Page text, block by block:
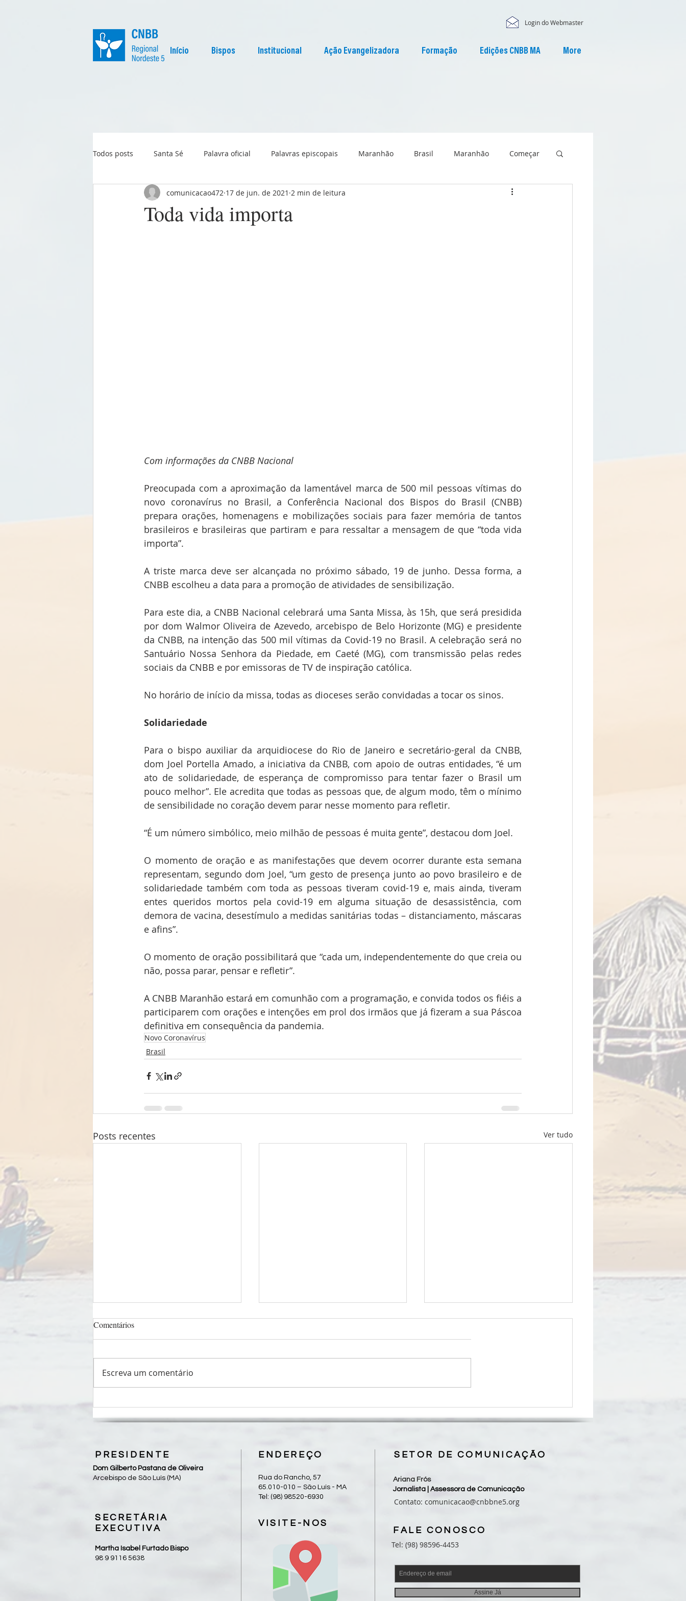
Login do Webmaster
Início Bispos Institucional Ação Evangelizadora Formação Edições CNBB MA More
Todos posts Santa Sé Palavra oficial Palavras episcopais Maranhão Brasil Maranhão Começar
Igreja no Mundo Liturgia Pascom Maranhão
Toda vida importa
comunicacao472 17 de jun. de 2021 2 min de leitura
Com informações da CNBB Nacional
Preocupada com a aproximação da lamentável marca de 500 mil pessoas vítimas do
novo coronavírus no Brasil, a Conferência Nacional dos Bispos do Brasil (CNBB)
prepara orações, homenagens e mobilizações sociais para fazer memória de tantos
brasileiros e brasileiras que partiram e para ressaltar a mensagem de que “toda vida
importa”.
A triste marca deve ser alcançada no próximo sábado, 19 de junho. Dessa forma, a
CNBB escolheu a data para a promoção de atividades de sensibilização.
Para este dia, a CNBB Nacional celebrará uma Santa Missa, às 15h, que será presidida
por dom Walmor Oliveira de Azevedo, arcebispo de Belo Horizonte (MG) e presidente
da CNBB, na intenção das 500 mil vítimas da Covid-19 no Brasil. A celebração será no
Santuário Nossa Senhora da Piedade, em Caeté (MG), com transmissão pelas redes
sociais da CNBB e por emissoras de TV de inspiração católica.
No horário de início da missa, todas as dioceses serão convidadas a tocar os sinos.
Solidariedade
Para o bispo auxiliar da arquidiocese do Rio de Janeiro e secretário-geral da CNBB,
dom Joel Portella Amado, a iniciativa da CNBB, com apoio de outras entidades, “é um
ato de solidariedade, de esperança de compromisso para tentar fazer o Brasil um
pouco melhor”. Ele acredita que todas as pessoas que, de algum modo, têm o mínimo
de sensibilidade no coração devem parar nesse momento para refletir.
“É um número simbólico, meio milhão de pessoas é muita gente”, destacou dom Joel.
O momento de oração e as manifestações que devem ocorrer durante esta semana
representam, segundo dom Joel, “um gesto de presença junto ao povo brasileiro e de
solidariedade também com toda as pessoas tiveram covid-19 e, mais ainda, tiveram
entes queridos mortos pela covid-19 em alguma situação de desassistência, com
demora de vacina, desestímulo a medidas sanitárias todas – distanciamento, máscaras
e afins”.
O momento de oração possibilitará que “cada um, independentemente do que creia ou
não, possa parar, pensar e refletir”.
A CNBB Maranhão estará em comunhão com a programação, e convida todos os fiéis a
participarem com orações e intenções em prol dos irmãos que já fizeram a sua Páscoa
definitiva em consequência da pandemia.
Novo Coronavírus
Brasil
Posts recentes Ver tudo
visual, oração e a letra do hino
povo brasileiro por ocasião das
da Ação Evangelizadora 2026-
no Brasil
Comentários
Escreva um comentário
PRESIDENTE
Dom Gilberto Pastana de Oliveira
Arcebispo de São Luís (MA)
SECRETÁRIA
EXECUTIVA
Martha Isabel Furtado Bispo
98 9 9116 5638
ENDEREÇO
Rua do Rancho, 57
65.010-010 – São Luís - MA
Tel: (98) 98520-6930
VISITE-NOS
SETOR DE COMUNICAÇÃO
Assine Já
Contato: comunicacao@cnbbne5.org
Ariana Frós
Jornalista | Assessora de Comunicação
FALE CONOSCO
Tel: (98) 98596-4453